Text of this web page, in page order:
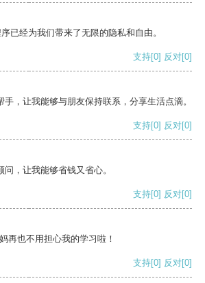
已经为我们带来了无限的隐私和自由。
支持[0] 反对[0]
，让我能够与朋友保持联系，分享生活点滴。
支持[0] 反对[0]
，让我能够省钱又省心。
支持[0] 反对[0]
再也不用担心我的学习啦！
支持[0] 反对[0]